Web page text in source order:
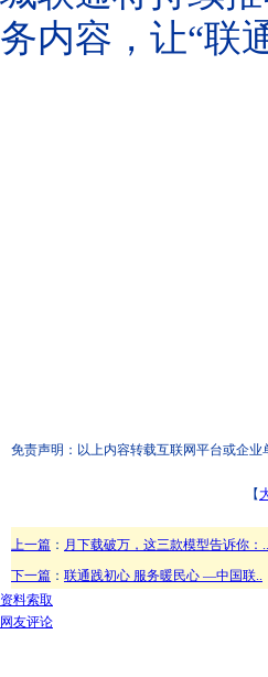
务内容，让“联
免责声明：以上内容转载互联网平台或企
【
上一篇 ： 月下载破万，这三款模型告诉你：..
下一篇 ： 联通践初心 服务暖民心 —中国联..
资料索取
网友评论